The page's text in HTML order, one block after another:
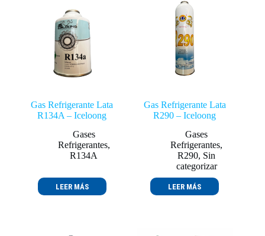
Gas Refrigerante Lata
R134A – Iceloong
Gases
Refrigerantes,
R134A
LEER MÁS
Gas Refrigerante Lata
R290 – Iceloong
Gases
Refrigerantes,
R290, Sin
categorizar
LEER MÁS